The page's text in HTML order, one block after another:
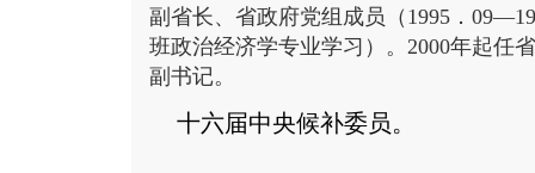
副省长、省政府党组成员（1995．
班政治经济学专业学习）。2000年起任
副书记。
十六届中央候补委员。